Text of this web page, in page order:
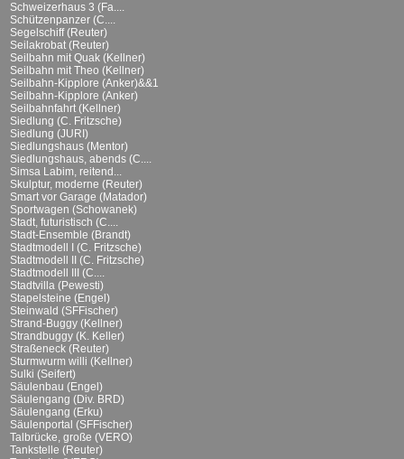
Schweizerhaus 3 (Fa....
Schützenpanzer (C....
Segelschiff (Reuter)
Seilakrobat (Reuter)
Seilbahn mit Quak (Kellner)
Seilbahn mit Theo (Kellner)
Seilbahn-Kipplore (Anker)&&1
Seilbahn-Kipplore (Anker)
Seilbahnfahrt (Kellner)
Siedlung (C. Fritzsche)
Siedlung (JURI)
Siedlungshaus (Mentor)
Siedlungshaus, abends (C....
Simsa Labim, reitend...
Skulptur, moderne (Reuter)
Smart vor Garage (Matador)
Sportwagen (Schowanek)
Stadt, futuristisch (C....
Stadt-Ensemble (Brandt)
Stadtmodell I (C. Fritzsche)
Stadtmodell II (C. Fritzsche)
Stadtmodell III (C....
Stadtvilla (Pewesti)
Stapelsteine (Engel)
Steinwald (SFFischer)
Strand-Buggy (Kellner)
Strandbuggy (K. Keller)
Straßeneck (Reuter)
Sturmwurm willi (Kellner)
Sulki (Seifert)
Säulenbau (Engel)
Säulengang (Div. BRD)
Säulengang (Erku)
Säulenportal (SFFischer)
Talbrücke, große (VERO)
Tankstelle (Reuter)